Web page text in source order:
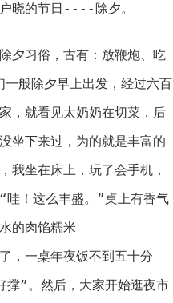
晓的节日----除夕。
夕习俗，古有：放鞭炮、吃
除夕早上出发，经过六百
，就看见太奶奶在切菜，后
坐下来过，为的就是丰富的
我坐在床上，玩了会手机，
哇！这么丰盛。”桌上有香气
的肉馅糯米
一桌年夜饭不到五十分
撑”。然后，大家开始逛夜市